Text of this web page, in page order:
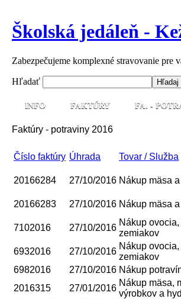
Školská jedáleň -
Zabezpečujeme komplexné stravovanie pre
Hľadať
INFO FAKTÚRY FA. -
Faktúry - potraviny 2016
Číslo faktúry Úhrada Tovar / Služba
20166284
27/10/2016 Nákup mäsa
20166283 27/10/2016 Nákup mäsa
7102016 27/10/2016
Nákup
zemiakov
6932016 27/10/2016
Nákup
zemiakov
6982016
27/10/2016 Nákup
2016315
27/01/2016
Nákup mäsa,
výrobkov a